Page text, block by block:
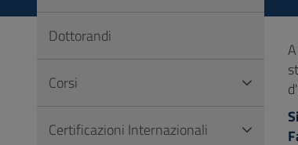
Footer
Dottorandi
Corsi
Certificazioni Internazionali